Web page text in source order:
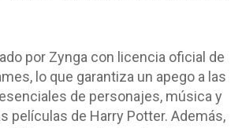
por Zynga con licencia oficial de
lo que garantiza un apego a las
de personajes, música y
películas de Harry Potter. Además,